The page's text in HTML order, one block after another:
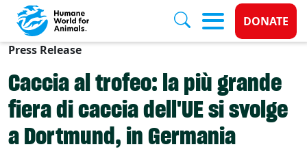
Skip to main content
Donate
DONATE
Press Release
Caccia al trofeo: la più grande
fiera di caccia dell'UE si svolge
a Dortmund, in Germania